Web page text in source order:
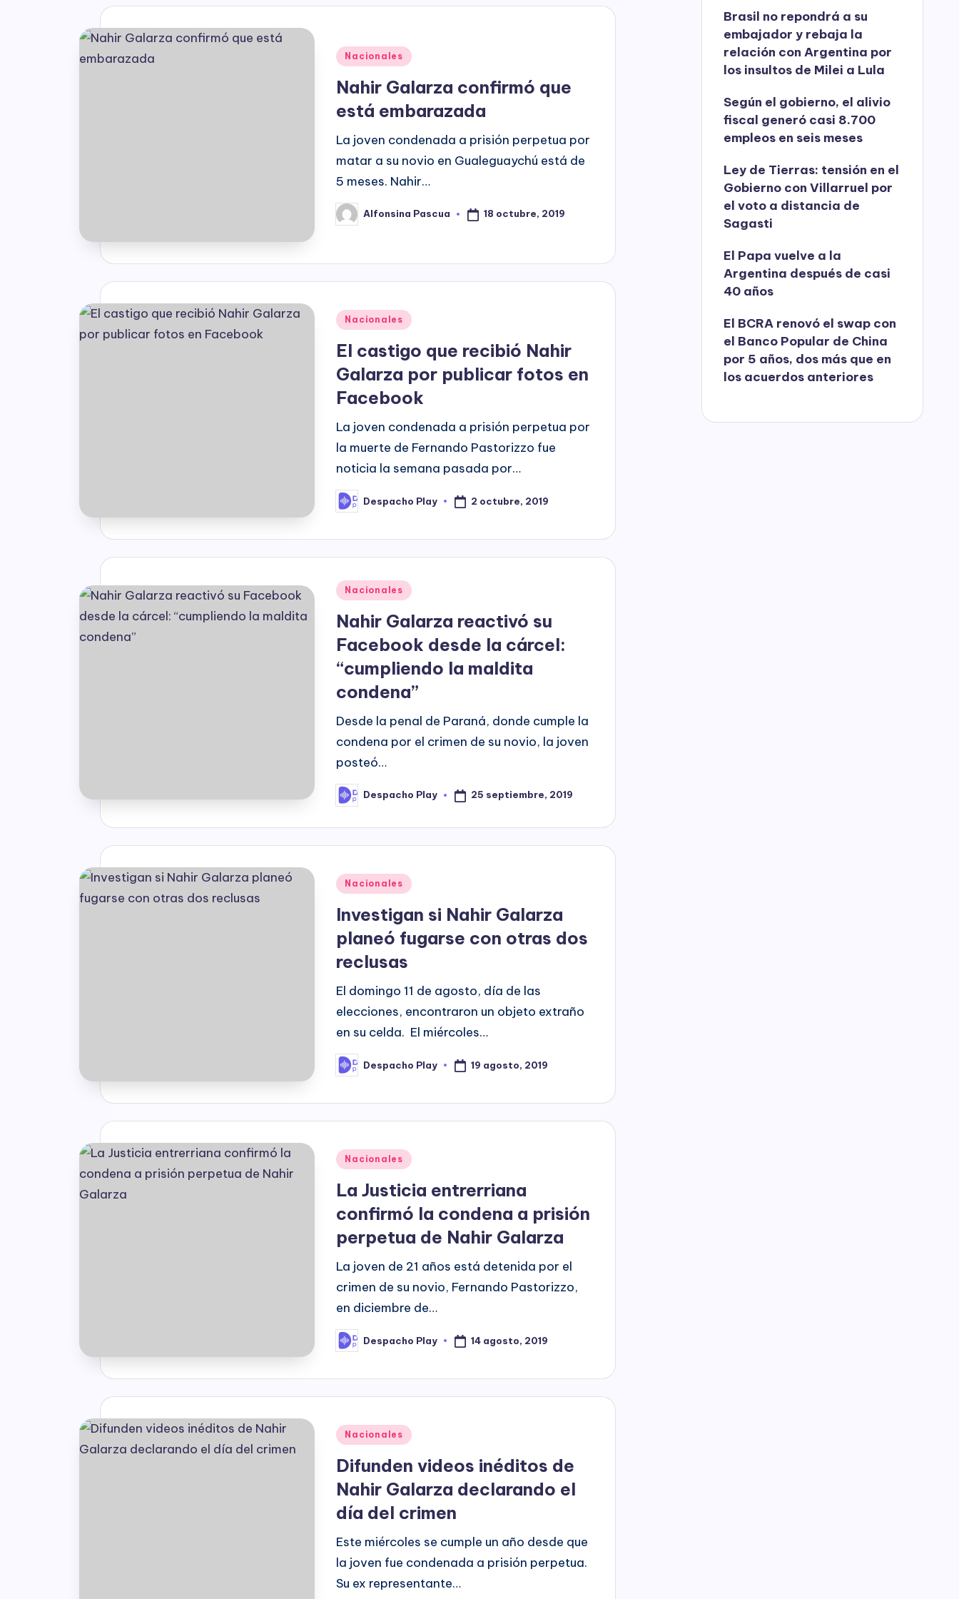
P
l
a
y
Posted
Nacionales
Nahir Galarza confirmó que
está embarazada
La joven condenada a prisión perpetua por
matar a su novio en Gualeguaychú está de
5 meses. Nahir…
Posted
by
Alfonsina Pascua 18 octubre, 2019
Posted
Nacionales
El castigo que recibió Nahir
Galarza por publicar fotos en
Facebook
La joven condenada a prisión perpetua por
la muerte de Fernando Pastorizzo fue
noticia la semana pasada por…
Posted
by
Despacho Play 2 octubre, 2019
Posted
Nacionales
Nahir Galarza reactivó su
Facebook desde la cárcel:
“cumpliendo la maldita
condena”
Desde la penal de Paraná, donde cumple la
condena por el crimen de su novio, la joven
posteó…
Posted
by
Despacho Play 25 septiembre, 2019
Posted
Nacionales
Investigan si Nahir Galarza
planeó fugarse con otras dos
reclusas
El domingo 11 de agosto, día de las
elecciones, encontraron un objeto extraño
en su celda. El miércoles…
Posted
by
Despacho Play 19 agosto, 2019
Posted
Nacionales
La Justicia entrerriana
confirmó la condena a prisión
perpetua de Nahir Galarza
La joven de 21 años está detenida por el
crimen de su novio, Fernando Pastorizzo,
en diciembre de…
Posted
by
Despacho Play 14 agosto, 2019
Posted
Nacionales
Difunden videos inéditos de
Nahir Galarza declarando el
día del crimen
Este miércoles se cumple un año desde que
la joven fue condenada a prisión perpetua.
Su ex representante…
Brasil no repondrá a su
embajador y rebaja la
relación con Argentina por
los insultos de Milei a Lula
Según el gobierno, el alivio
fiscal generó casi 8.700
empleos en seis meses
Ley de Tierras: tensión en el
Gobierno con Villarruel por
el voto a distancia de
Sagasti
El Papa vuelve a la
Argentina después de casi
40 años
El BCRA renovó el swap con
el Banco Popular de China
por 5 años, dos más que en
los acuerdos anteriores